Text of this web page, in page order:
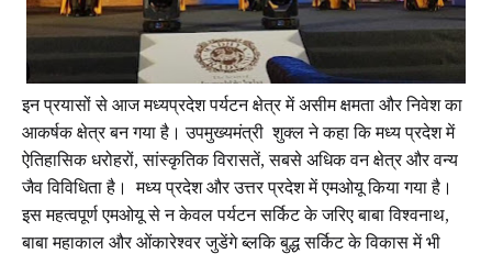
इन प्रयासों से आज मध्यप्रदेश पर्यटन क्षेत्र में असीम क्षमता और निवेश का
आकर्षक क्षेत्र बन गया है। उपमुख्यमंत्री शुक्ल ने कहा कि मध्य प्रदेश में
ऐतिहासिक धरोहरों, सांस्कृतिक विरासतें, सबसे अधिक वन क्षेत्र और वन्य
जैव विविधिता है। मध्य प्रदेश और उत्तर प्रदेश में एमओयू किया गया है।
इस महत्वपूर्ण एमओयू से न केवल पर्यटन सर्किट के जरिए बाबा विश्वनाथ,
बाबा महाकाल और ओंकारेश्वर जुडेंगे ब्लकि बुद्ध सर्किट के विकास में भी